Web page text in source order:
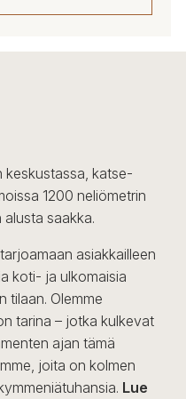
keskustassa, katse-
1200 neliömetrin
saakka.
asiakkailleen
koti- ja ulkomaisia
tilaan. Olemme
tarina – jotka kulkevat
ajan tämä
joita on kolmen
Lue